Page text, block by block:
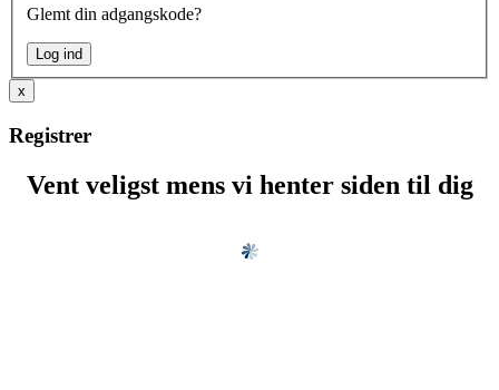
Glemt din adgangskode?
x
Registrer
Vent veligst mens vi henter siden til dig